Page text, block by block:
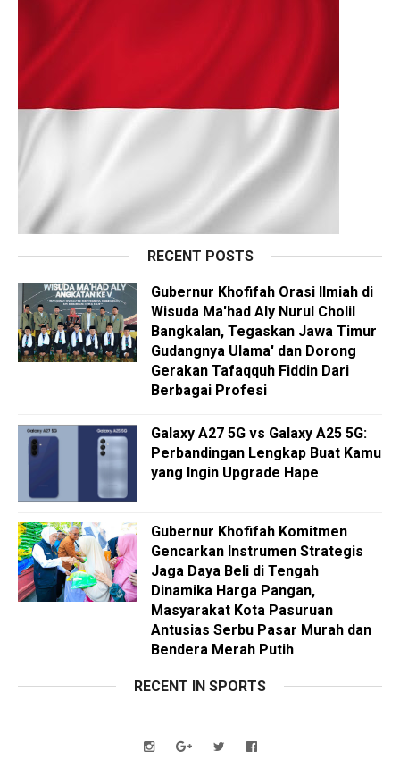
RECENT POSTS
Gubernur Khofifah Orasi Ilmiah di
Wisuda Ma'had Aly Nurul Cholil
Bangkalan, Tegaskan Jawa Timur
Gudangnya Ulama' dan Dorong
Gerakan Tafaqquh Fiddin Dari
Berbagai Profesi
Galaxy A27 5G vs Galaxy A25 5G:
Perbandingan Lengkap Buat Kamu
yang Ingin Upgrade Hape
Gubernur Khofifah Komitmen
Gencarkan Instrumen Strategis
Jaga Daya Beli di Tengah
Dinamika Harga Pangan,
Masyarakat Kota Pasuruan
Antusias Serbu Pasar Murah dan
Bendera Merah Putih
RECENT IN SPORTS